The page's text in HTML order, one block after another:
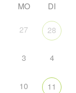
MO DI
27 28
3 4
10 11